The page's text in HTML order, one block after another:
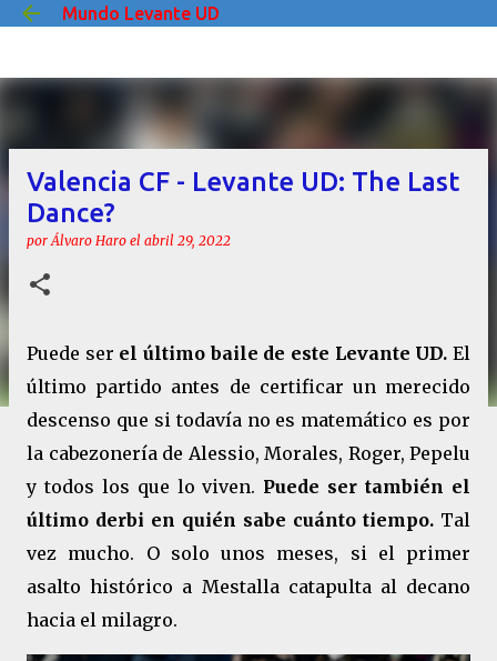
Ir al contenido principal
Mundo Levante UD
Valencia CF - Levante UD: The Last
Dance?
porÁlvaro Haro el abril 29, 2022
Puede ser el último baile de este Levante UD. El
último partido antes de certificar un merecido
descenso que si todavía no es matemático es por
la cabezonería de Alessio, Morales, Roger, Pepelu
y todos los que lo viven. Puede ser también el
último derbi en quién sabe cuánto tiempo. Tal
vez mucho. O solo unos meses, si el primer
asalto histórico a Mestalla catapulta al decano
hacia el milagro.